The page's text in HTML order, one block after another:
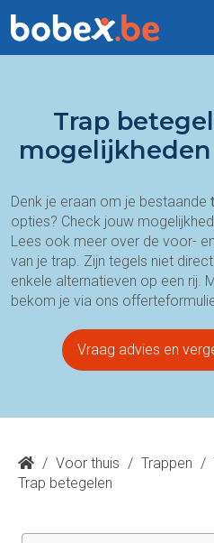
Trap
Denk je eraan om je bestaande
opties? Check jouw
Lees ook meer over de voor-
van je trap. Zijn tegels niet
enkele alternatieven op een rij.
bekom je via ons
Vraag advies en
/ Voor thuis / Trappen /
Trap betegelen